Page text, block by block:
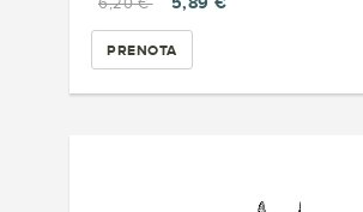
PRENOTA